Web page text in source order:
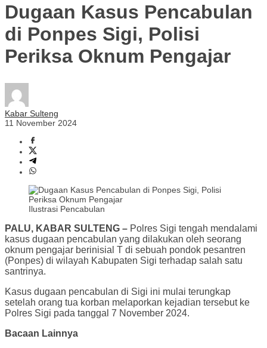
Dugaan Kasus Pencabulan
di Ponpes Sigi, Polisi
Periksa Oknum Pengajar
Kabar Sulteng
11 November 2024
Ilustrasi Pencabulan
PALU, KABAR SULTENG – Polres Sigi tengah mendalami
kasus dugaan pencabulan yang dilakukan oleh seorang
oknum pengajar berinisial T di sebuah pondok pesantren
(Ponpes) di wilayah Kabupaten Sigi terhadap salah satu
santrinya.
Kasus dugaan pencabulan di Sigi ini mulai terungkap
setelah orang tua korban melaporkan kejadian tersebut ke
Polres Sigi pada tanggal 7 November 2024.
Bacaan Lainnya